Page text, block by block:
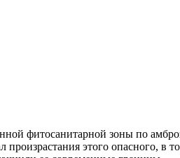
фитосанитарной зоны по
этого опасного, в